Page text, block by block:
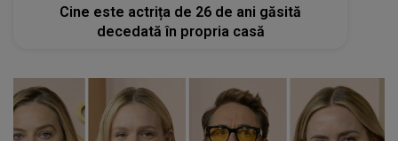
Cine este actrița de 26 de ani găsită
decedată în propria casă